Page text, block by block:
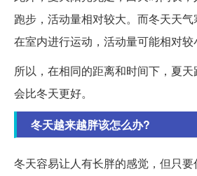
跑步，活动量相对较大。而冬天天
在室内进行运动，活动量可能相对较
所以，在相同的距离和时间下，夏
会比冬天更好。
冬天越来越胖该怎么办?
冬天容易让人有长胖的感觉，但只